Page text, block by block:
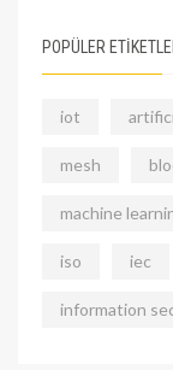
POPÜLER
iot
mesh
machine
iso iec
information